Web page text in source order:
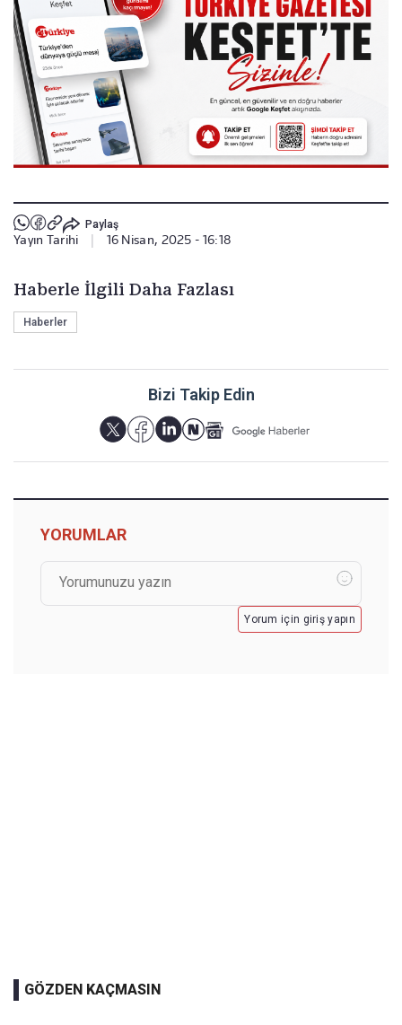
Paylaş
Yayın Tarihi 16 Nisan, 2025 - 16:18
Haberle İlgili Daha Fazlası
Haberler
Bizi Takip Edin
YORUMLAR
Yorum için giriş yapın
GÖZDEN KAÇMASIN